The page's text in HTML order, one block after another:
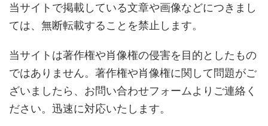
当サイトで掲載している文章や画像などにつきまし
ては、無断転載することを禁止します。
当サイトは著作権や肖像権の侵害を目的としたもの
ではありません。著作権や肖像権に関して問題がご
ざいましたら、お問い合わせフォームよりご連絡く
ださい。迅速に対応いたします。